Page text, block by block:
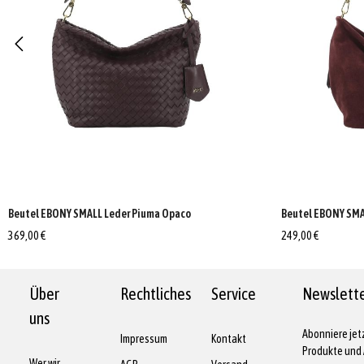
Beutel EBONY SMALL Leder Piuma Opaco
369,00 €
Beutel EBONY
249,00 €
Über
uns
Rechtliches
Impressum
Service
Kontakt
Abonniere
Produkte